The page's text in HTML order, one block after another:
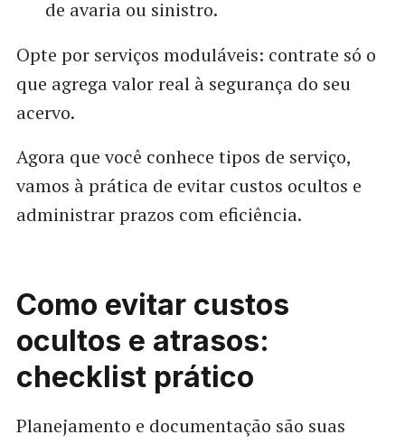
de avaria ou sinistro.
Opte por serviços moduláveis: contrate só o
que agrega valor real à segurança do seu
acervo.
Agora que você conhece tipos de serviço,
vamos à prática de evitar custos ocultos e
administrar prazos com eficiência.
Como evitar custos
ocultos e atrasos:
checklist prático
Planejamento e documentação são suas